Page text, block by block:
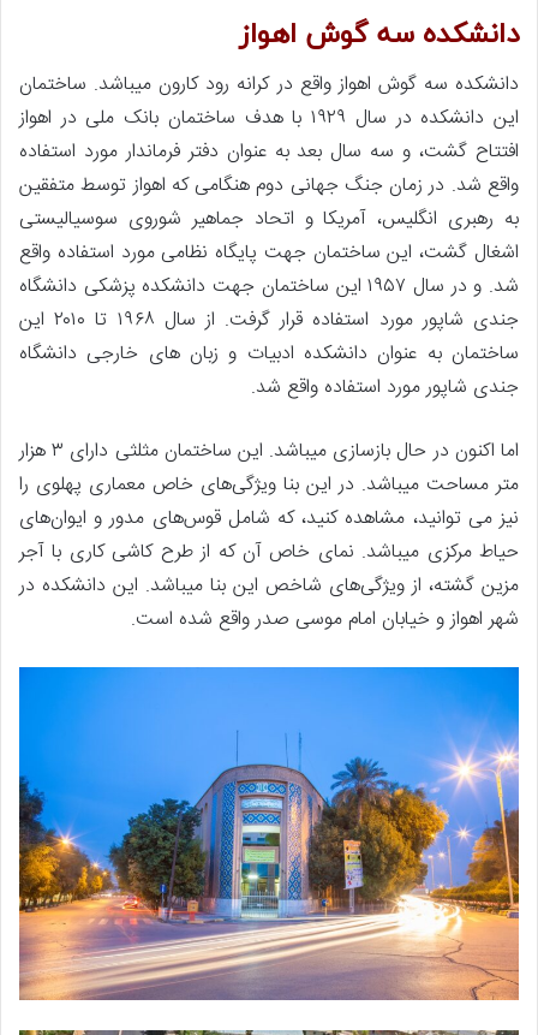
دانشکده سه گوش اهواز
دانشکده سه گوش اهواز واقع در کرانه رود کارون میباشد. ساختمان
این دانشکده در سال ۱۹۲۹ با هدف ساختمان بانک ملی در اهواز
افتتاح گشت، و سه سال بعد به عنوان دفتر فرماندار مورد استفاده
واقع شد. در زمان جنگ جهانی دوم هنگامی که اهواز توسط متفقین
به رهبری انگلیس، آمریکا و اتحاد جماهیر شوروی سوسیالیستی
اشغال گشت، این ساختمان جهت پایگاه نظامی مورد استفاده واقع
شد. و در سال ۱۹۵۷ این ساختمان جهت دانشکده پزشکی دانشگاه
جندی شاپور مورد استفاده قرار گرفت. از سال ۱۹۶۸ تا ۲۰۱۰ این
ساختمان به عنوان دانشکده ادبیات و زبان های خارجی دانشگاه
جندی شاپور مورد استفاده واقع شد.
اما اکنون در حال بازسازی میباشد. این ساختمان مثلثی دارای ۳ هزار
متر مساحت میباشد. در این بنا ویژگی‌های خاص معماری پهلوی را
نیز می توانید، مشاهده کنید، که شامل قوس‌های مدور و ایوان‌های
حیاط مرکزی میباشد. نمای خاص آن که از طرح کاشی کاری با آجر
مزین گشته، از ویژگی‌های شاخص این بنا میباشد. این دانشکده در
شهر اهواز و خیابان امام موسی صدر واقع شده است.